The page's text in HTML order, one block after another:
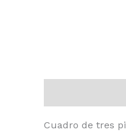
Cuadro de tres